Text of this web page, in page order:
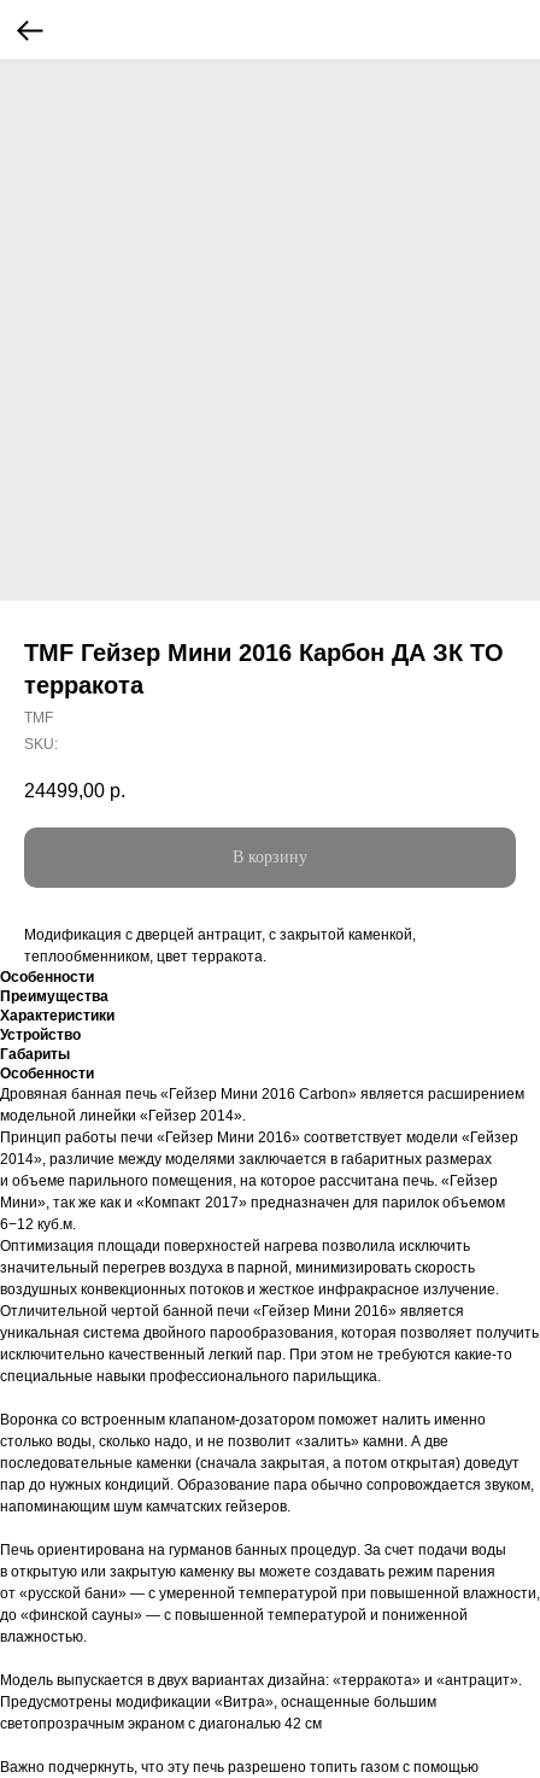
TMF Гейзер Мини 2016 Карбон ДА ЗК ТО
терракота
TMF
SKU:
24499,00 р.
В корзину
Модификация с дверцей антрацит, с закрытой каменкой,
теплообменником, цвет терракота.
Особенности
Преимущества
Характеристики
Устройство
Габариты
Особенности
Дровяная банная печь «Гейзер Мини 2016 Carbon» является расширением
модельной линейки «Гейзер 2014».
Принцип работы печи «Гейзер Мини 2016» соответствует модели «Гейзер
2014», различие между моделями заключается в габаритных размерах
и объеме парильного помещения, на которое рассчитана печь. «Гейзер
Мини», так же как и «Компакт 2017» предназначен для парилок объемом
6−12 куб.м.
Оптимизация площади поверхностей нагрева позволила исключить
значительный перегрев воздуха в парной, минимизировать скорость
воздушных конвекционных потоков и жесткое инфракрасное излучение.
Отличительной чертой банной печи «Гейзер Мини 2016» является
уникальная система двойного парообразования, которая позволяет получить
исключительно качественный легкий пар. При этом не требуются какие-то
специальные навыки профессионального парильщика.
Воронка со встроенным клапаном-дозатором поможет налить именно
столько воды, сколько надо, и не позволит «залить» камни. А две
последовательные каменки (сначала закрытая, а потом открытая) доведут
пар до нужных кондиций. Образование пара обычно сопровождается звуком,
напоминающим шум камчатских гейзеров.
Печь ориентирована на гурманов банных процедур. За счет подачи воды
в открытую или закрытую каменку вы можете создавать режим парения
от «русской бани» — с умеренной температурой при повышенной влажности,
до «финской сауны» — с повышенной температурой и пониженной
влажностью.
Модель выпускается в двух вариантах дизайна: «терракота» и «антрацит».
Предусмотрены модификации «Витра», оснащенные большим
светопрозрачным экраном с диагональю 42 см
Важно подчеркнуть, что эту печь разрешено топить газом с помощью